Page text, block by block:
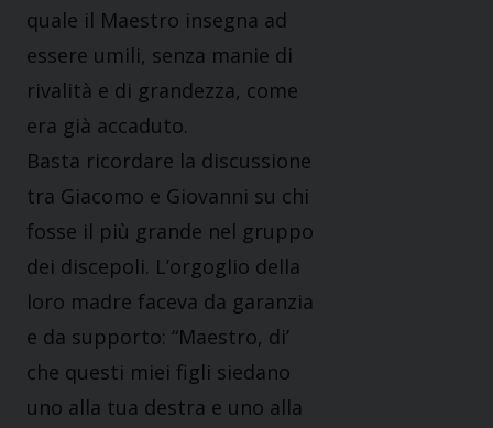
quale il Maestro insegna ad
essere umili, senza manie di
rivalità e di grandezza, come
era già accaduto.
Basta ricordare la discussione
tra Giacomo e Giovanni su chi
fosse il più grande nel gruppo
dei discepoli. L’orgoglio della
loro madre faceva da garanzia
e da supporto: “Maestro, di’
che questi miei figli siedano
uno alla tua destra e uno alla